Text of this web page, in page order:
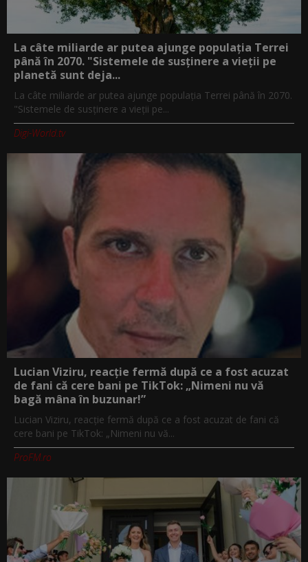
La câte miliarde ar putea ajunge populația Terrei
până în 2070. "Sistemele de susținere a vieții pe
planetă sunt deja...
La câte miliarde ar putea ajunge populația Terrei până în 2070.
"Sistemele de susținere a vieții pe...
Digi-World.tv
Lucian Viziru, reacție fermă după ce a fost acuzat
de fani că cere bani pe TikTok: „Nimeni nu vă
bagă mâna în buzunar!”
Lucian Viziru, reacție fermă după ce a fost acuzat de fani că
cere bani pe TikTok: „Nimeni nu vă...
ProFM.ro